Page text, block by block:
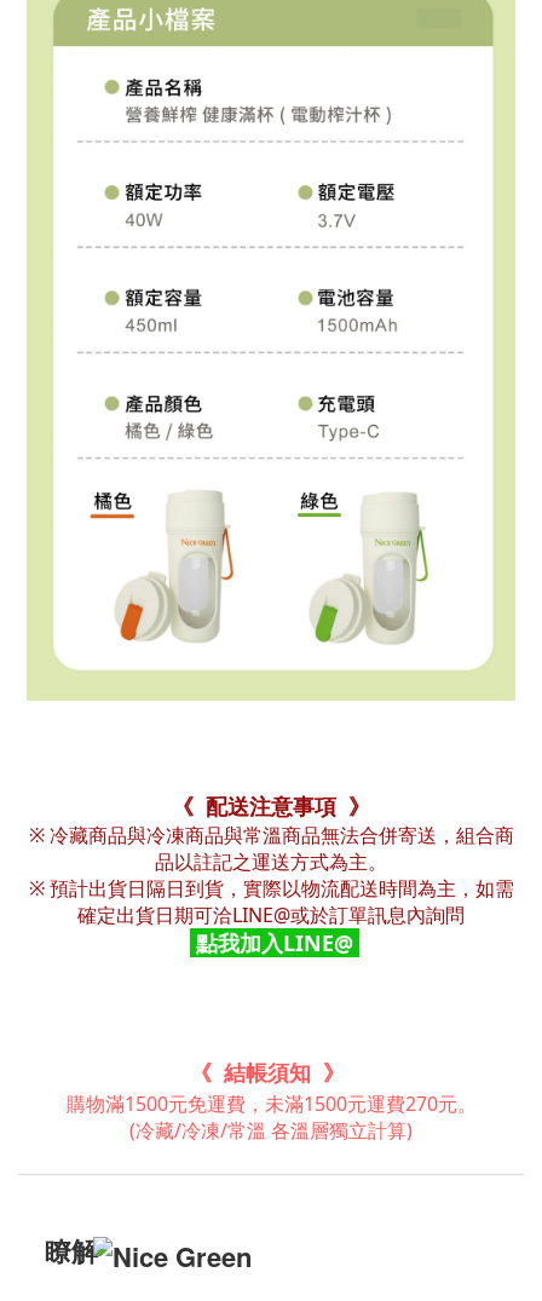
《 配送注意事項 》
※ 冷藏商品與冷凍商品與常溫商品無法合併寄送，組合商
品以註記之運送方式為主。
※ 預計出貨日隔日到貨，實際以物流配送時間為主，如需
確定出貨日期可洽LINE@或於訂單訊息內詢問
點我加入LINE@
《 結帳須知 》
購物滿1500元免運費，未滿1500元運費270元。
(冷藏/冷凍/常溫 各溫層獨立計算)
瞭解